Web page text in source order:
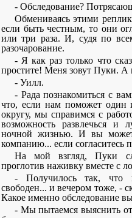
- Обследование?
Обмениваясь этими
если быть честным, то они
или три раза. И, судя по
разочарование.
- Я как раз только что
простите! Меня зовут Пуки. А
- Уилл.
- Рада познакомиться с
что, если нам поможет один
округу, мы справимся с
возможность развлечься и
ночной жизнью. И вы
компанию... если согласитесь
На мой взгляд, Пуки
проглотив наживку вместе с
- Получилось так,
свободен... и вечером тоже, -
Какое именно обследование
- Мы пытаемся выяснить